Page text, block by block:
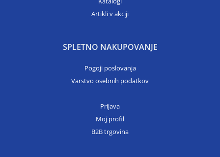
Artikli v akciji
SPLETNO NAKUPOVANJE
Pogoji poslovanja
Varstvo osebnih podatkov
Prijava
Moj profil
B2B trgovina